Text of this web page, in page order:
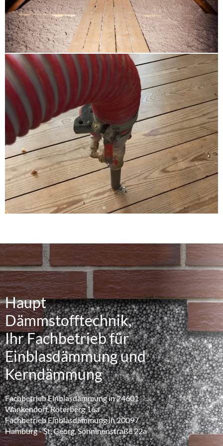
Verkehrsnetz an. Unweit von Steilshoop entfernt
befindet sich der Stadtpark der Hansestadt, der als
städtisches Erholungsgebiet dient.
Sie leben in Rahlstedt, Farmsen-Berne,
Steilshoop oder Bramfeld? Unser
Unternehmen ist für Sie da!
Wir finden es super, dass Sie unsere Internetseite
gefunden haben. Warten Sie bitte nicht und nehmen
Sie am besten gleich heute Verbindung mit uns auf.
Ein kurzer Telefonanruf oder auch eine kurze Mail
sind dafür völlig ausreichend. Unsere Zusage: Wir
sorgen für eine sachkundig durchgeführte Arbeit. Auf
den Kontakt zu Ihnen freuen wir uns.
Haupt
Dämmstofftechnik,
Ihr Fachbetrieb für
Einblasdämmung und
Kerndämmung
Fachbetrieb Einblasdämmung in 24601
Wankendorf, Röterberg 16a
Fachbetrieb Einblasdämmung in 20097
Hamburg - St. Georg, Sonninenstraße 22a